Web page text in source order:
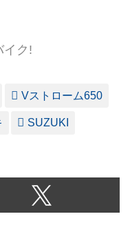
イク!
Vストローム650
SUZUKI